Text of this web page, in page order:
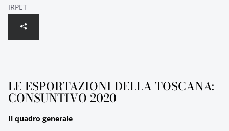
IRPET
LE ESPORTAZIONI DELLA TOSCANA:
CONSUNTIVO 2020
Il quadro generale